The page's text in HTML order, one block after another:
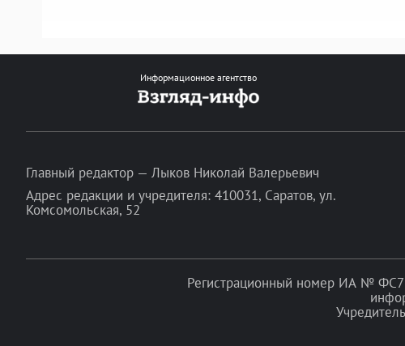
Информационное агентство
Главный редактор — Лыков Николай Валерьевич
Адрес редакции и учредителя: 410031, Саратов, ул.
Комсомольская, 52
Регистрационный номер ИА №